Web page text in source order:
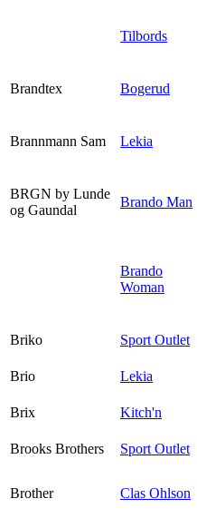
Tilbords
Brandtex Bogerud
Brannmann Sam Lekia
BRGN by Lunde
og Gaundal
Brando Man
Brando
Woman
Briko
Sport Outlet
Brio
Lekia
Brix
Kitch'n
Brooks Brothers
Sport Outlet
Brother Clas Ohlson